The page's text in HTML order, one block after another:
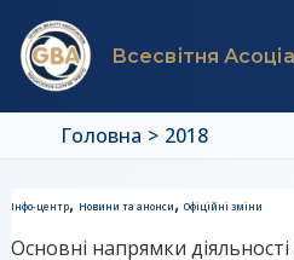
Перейти
до
вмісту
Всесвітня
Головна 2018
Інфо-центр, Новини та анонси, Офіційні зміни
Основні напрямки діяльності
Перейменування